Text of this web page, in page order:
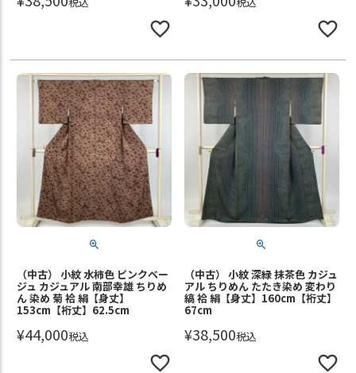
（中古） 小紋 水柿色 ピンクベー
ジュ カジュアル 南部幸雄 ちりめ
ん 染め 菊 袷 絹【身丈】
153cm【裄丈】62.5cm
¥44,000税込
（中古） 小紋 深緑 抹茶色 カジュ
アル ちりめん たたき染め 変わり
縞 袷 絹【身丈】160cm【裄丈】
67cm
¥38,500税込